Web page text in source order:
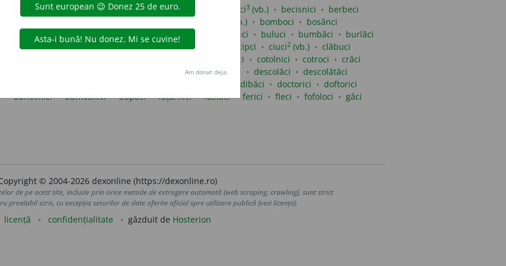
băci bălăci bălbărăci băltăci beci3 (vb.) becisnici
berbeci
(vb.) bomboci
bosânci
bucliuci buici buieci buimăci bulbuci buluci bumbăci
burlăci
cârci (verb) cârpăci cârpoci chirci cioci cipci ciuci2 (vb.)
clăbuci
cotcodăci cotolnici cotroci
crăci
descâlci descloci descolăci
descolătăci
dibăci doctorici
doftorici
duhovnici dumesnici dupăci fățărnici fâstâci ferici fleci fofoloci
gâci
© 2004-2026 dexonline (https://dexonline.ro)
de pe acest site, inclusiv prin orice metode de extragere automată (web scraping, crawling), sunt strict
prealabil scris, cu excepția seturilor de date oferite oficial spre utilizare publică (vezi licența).
licență confidențialitate găzduit de Hosterion
Am donat deja.